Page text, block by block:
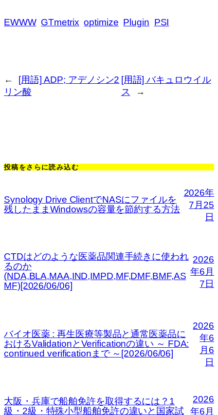
EWWW GTmetrix optimize Plugin PSI
←
[用語] ADP; アデノシン2
リン酸
[用語] バキュロウイル
ス
→
投稿をさらに読み込む
Synology Drive ClientでNASにファイルを
残したままWindowsの容量を節約する方法
2026年
7月25
日
CTDはどのような医薬品関連手続きに使われ
るのか
(NDA,BLA,MAA,IND,IMPD,MF,DMF,BMF,AS
MF)[2026/06/06]
2026
年6月
7日
バイオ医薬 : 再生医療等製品と通常医薬品に
おけるValidationとVerificationの違い ～ FDA:
continued verificationまで ～[2026/06/06]
2026
年6
月6
日
大阪・兵庫で船舶免許を取得するには？1
級・2級・特殊小型船舶免許の違いと国家試
2026
年6月